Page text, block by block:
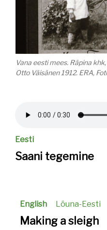
Vana eesti mees. Räpina
Otto Väisänen 1912. ERA,
Eesti
Saani tegemine
English Lõuna-Eesti
Making a sleigh